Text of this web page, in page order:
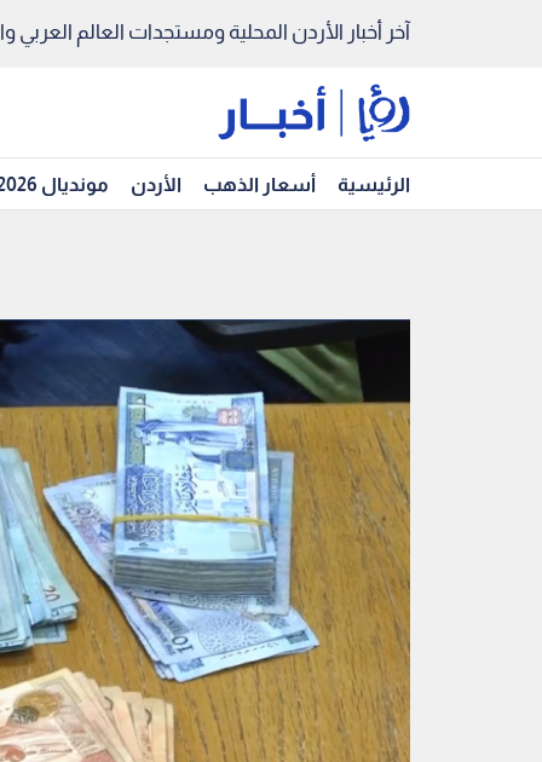
آخر أخبار الأردن المحلية ومستجدات العالم العربي
الرئيسية أسعار الذهب الأردن مونديال 2026